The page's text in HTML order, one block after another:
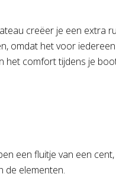
creëer je een extra
omdat het voor
het comfort tijdens je
een fluitje van een
de elementen.